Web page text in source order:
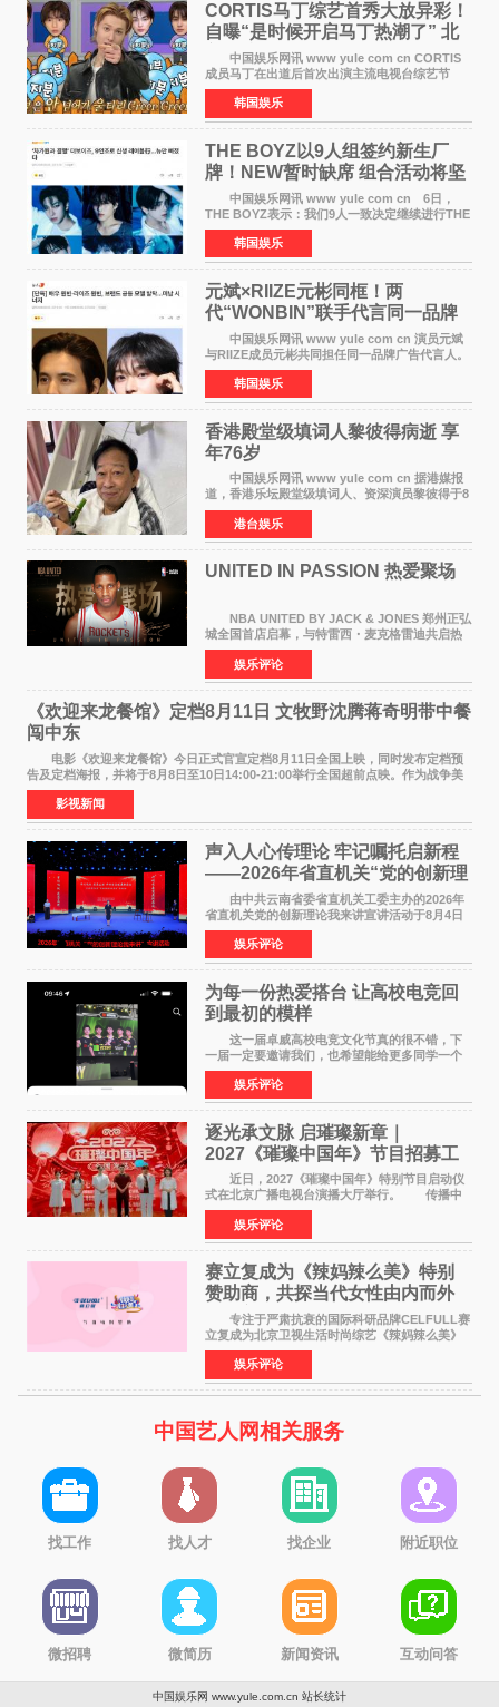
CORTIS马丁综艺首秀大放异彩！
自曝“是时候开启马丁热潮了” 北
美巡演火热进行中
中国娱乐网讯 www yule com cn CORTIS
成员马丁在出道后首次出演主流电视台综艺节
目，展现了多才多艺的魅力。 马丁出演了5日
播出的MBC《Radio Star》Fashion与Passion
之间，I&lsquo;m
韩国娱乐
THE BOYZ以9人组签约新生厂
牌！NEW暂时缺席 组合活动将坚
定不移继续
中国娱乐网讯 www yule com cn 6日，
THE BOYZ表示：我们9人一致决定继续进行THE
BOYZ组合活动，并且已经完成了组合团体活动
签约。目前正在新生厂牌下进行活动准备。尚未
离开THE BOYZ原所
韩国娱乐
元斌×RIIZE元彬同框！两
代“WONBIN”联手代言同一品牌
颜值天花板合体
中国娱乐网讯 www yule com cn 演员元斌
与RIIZE成员元彬共同担任同一品牌广告代言人。
6日据独家报道，继演员元斌之后，RIIZE元彬最
近也被选为某在线中介平台A公司的共同广告代言
人，两人将作
韩国娱乐
香港殿堂级填词人黎彼得病逝 享
年76岁​
中国娱乐网讯 www yule com cn 据港媒报
道，香港乐坛殿堂级填词人、资深演员黎彼得于8
月5日上午因病离世，终年76岁。好友钟志光透
露，黎彼得今年3月中风后便卧床休养，身体机能
持续衰退，最
港台娱乐
UNITED IN PASSION 热爱聚场
NBA UNITED BY JACK & JONES 郑州正弘
城全国首店启幕，与特雷西・麦克格雷迪共启热
爱 2026 年7 月21 日，
NBAUNITEDBYJACK&JONES 全国首店，于郑
州正弘城正式启幕。NBA 传奇球星
娱乐评论
《欢迎来龙餐馆》定档8月11日 文牧野沈腾蒋奇明带中餐
闯中东
电影《欢迎来龙餐馆》今日正式官宣定档8月11日全国上映，同时发布定档预
告及定档海报，并将于8月8日至10日14:00-21:00举行全国超前点映。作为战争美
食大片，影片讲述的是中国厨师徐福（沈腾
影视新闻
声入人心传理论 牢记嘱托启新程
——2026年省直机关“党的创新理
论我来讲”宣讲活动圆满落幕
由中共云南省委省直机关工委主办的2026年
省直机关党的创新理论我来讲宣讲活动于8月4日
至5日在昆明举办。活动以 "牢记嘱托 感恩奋进
开创云南发展新局面 "为主题，坚持以新时代中国
特色社会主义
娱乐评论
为每一份热爱搭台 让高校电竞回
到最初的模样
这一届卓威高校电竞文化节真的很不错，下
一届一定要邀请我们，也希望能给更多同学一个
来到现场的机会。 2026卓威高校电竞文化节
已经落下帷幕，在活动结束后，仍有不少高校电
竞社负责人和现
娱乐评论
逐光承文脉 启璀璨新章｜
2027《璀璨中国年》节目招募工
作圆满启动
近日，2027《璀璨中国年》特别节目启动仪
式在北京广播电视台演播大厅举行。 传播中
华优秀传统文化，弘扬纯正国风艺术，打造高规
格、高质感、正能量的文艺盛典，是璀璨中国年
矢志不渝的初心
娱乐评论
赛立复成为《辣妈辣么美》特别
赞助商，共探当代女性由内而外
活力美
专注于严肃抗衰的国际科研品牌CELFULL赛
立复成为北京卫视生活时尚综艺《辣妈辣么美》
的特别赞助商,明星辣妈袁咏仪倾情参与，向广大
都市女性传递健康生活新主张，寄语当代女性在
家庭与自我之间
娱乐评论
中国艺人网相关服务
找工作 找人才 找企业 附近职位
微招聘 微简历 新闻资讯 互动问答
中国娱乐网 www.yule.com.cn 站长统计